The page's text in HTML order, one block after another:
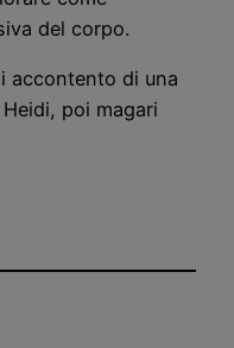
del corpo.
accontento di una
poi magari